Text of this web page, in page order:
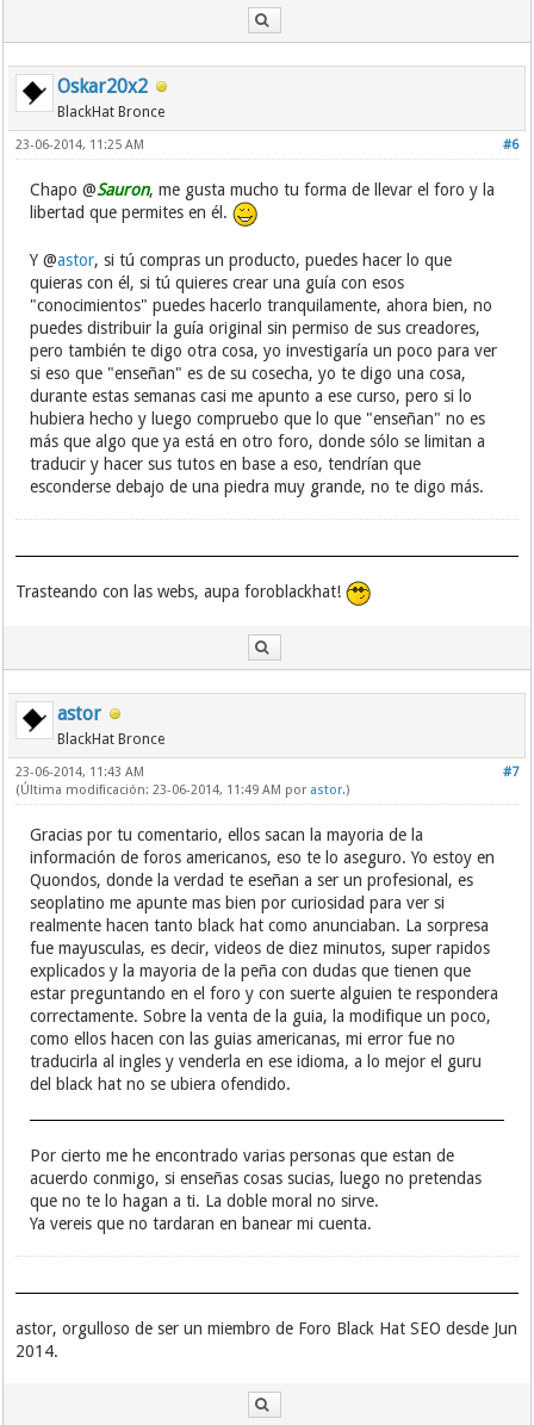
Oskar20x2
BlackHat Bronce
#6
23-06-2014, 11:25 AM
Chapo @Sauron, me gusta mucho tu forma de llevar el foro y la
libertad que permites en él.
Y @astor, si tú compras un producto, puedes hacer lo que
quieras con él, si tú quieres crear una guía con esos
"conocimientos" puedes hacerlo tranquilamente, ahora bien, no
puedes distribuir la guía original sin permiso de sus creadores,
pero también te digo otra cosa, yo investigaría un poco para ver
si eso que "enseñan" es de su cosecha, yo te digo una cosa,
durante estas semanas casi me apunto a ese curso, pero si lo
hubiera hecho y luego compruebo que lo que "enseñan" no es
más que algo que ya está en otro foro, donde sólo se limitan a
traducir y hacer sus tutos en base a eso, tendrían que
esconderse debajo de una piedra muy grande, no te digo más.
Trasteando con las webs, aupa foroblackhat!
astor
BlackHat Bronce
#7
23-06-2014, 11:43 AM
(Última modificación: 23-06-2014, 11:49 AM por astor.)
Gracias por tu comentario, ellos sacan la mayoria de la
información de foros americanos, eso te lo aseguro. Yo estoy en
Quondos, donde la verdad te eseñan a ser un profesional, es
seoplatino me apunte mas bien por curiosidad para ver si
realmente hacen tanto black hat como anunciaban. La sorpresa
fue mayusculas, es decir, videos de diez minutos, super rapidos
explicados y la mayoria de la peña con dudas que tienen que
estar preguntando en el foro y con suerte alguien te respondera
correctamente. Sobre la venta de la guia, la modifique un poco,
como ellos hacen con las guias americanas, mi error fue no
traducirla al ingles y venderla en ese idioma, a lo mejor el guru
del black hat no se ubiera ofendido.
Por cierto me he encontrado varias personas que estan de
acuerdo conmigo, si enseñas cosas sucias, luego no pretendas
que no te lo hagan a ti. La doble moral no sirve.
Ya vereis que no tardaran en banear mi cuenta.
astor, orgulloso de ser un miembro de Foro Black Hat SEO desde Jun
2014.